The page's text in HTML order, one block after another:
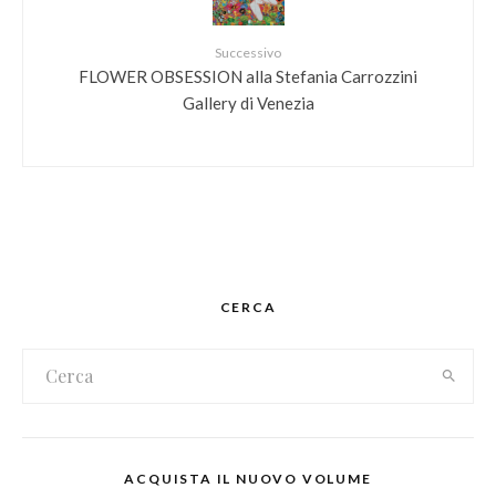
Successivo
FLOWER OBSESSION alla Stefania Carrozzini
Gallery di Venezia
CERCA
ACQUISTA IL NUOVO VOLUME